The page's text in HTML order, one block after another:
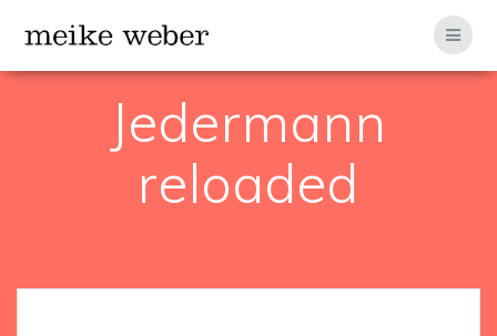
Jedermann
reloaded